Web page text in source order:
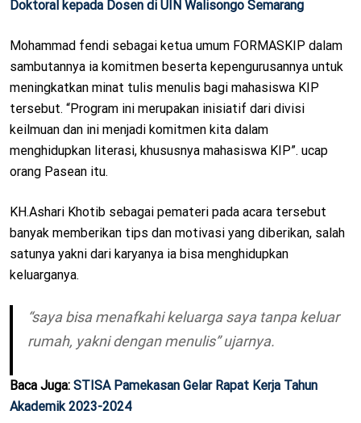
Doktoral kepada Dosen di UIN Walisongo Semarang
Mohammad fendi sebagai ketua umum FORMASKIP dalam
sambutannya ia komitmen beserta kepengurusannya untuk
meningkatkan minat tulis menulis bagi mahasiswa KIP
tersebut. “Program ini merupakan inisiatif dari divisi
keilmuan dan ini menjadi komitmen kita dalam
menghidupkan literasi, khususnya mahasiswa KIP”. ucap
orang Pasean itu.
KH.Ashari Khotib sebagai pemateri pada acara tersebut
banyak memberikan tips dan motivasi yang diberikan, salah
satunya yakni dari karyanya ia bisa menghidupkan
keluarganya.
“saya bisa menafkahi keluarga saya tanpa keluar
rumah, yakni dengan menulis” ujarnya.
Baca Juga: STISA Pamekasan Gelar Rapat Kerja Tahun
Akademik 2023-2024